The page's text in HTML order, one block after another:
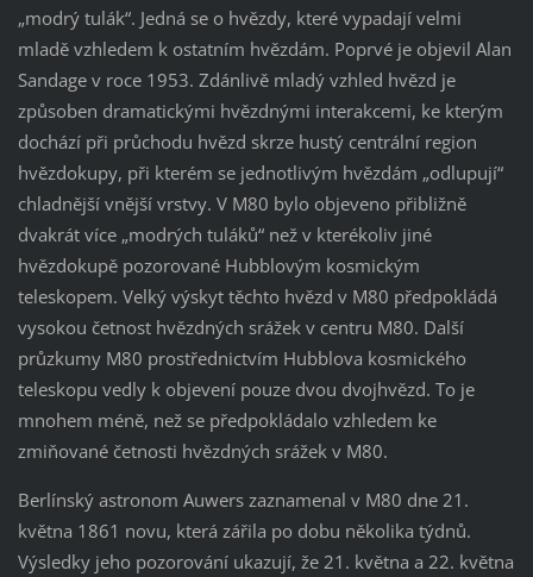
„modrý tulák“. Jedná se o hvězdy, které vypadají velmi
mladě vzhledem k ostatním hvězdám. Poprvé je objevil Alan
Sandage v roce 1953. Zdánlivě mladý vzhled hvězd je
způsoben dramatickými hvězdnými interakcemi, ke kterým
dochází při průchodu hvězd skrze hustý centrální region
hvězdokupy, při kterém se jednotlivým hvězdám „odlupují“
chladnější vnější vrstvy. V M80 bylo objeveno přibližně
dvakrát více „modrých tuláků“ než v kterékoliv jiné
hvězdokupě pozorované Hubblovým kosmickým
teleskopem. Velký výskyt těchto hvězd v M80 předpokládá
vysokou četnost hvězdných srážek v centru M80. Další
průzkumy M80 prostřednictvím Hubblova kosmického
teleskopu vedly k objevení pouze dvou dvojhvězd. To je
mnohem méně, než se předpokládalo vzhledem ke
zmiňované četnosti hvězdných srážek v M80.
Berlínský astronom Auwers zaznamenal v M80 dne 21.
května 1861 novu, která zářila po dobu několika týdnů.
Výsledky jeho pozorování ukazují, že 21. května a 22. května